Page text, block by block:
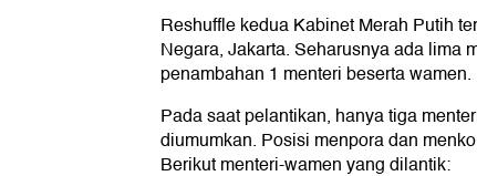
Reshuffle kedua Kabinet Merah Putih
Negara, Jakarta. Seharusnya ada lima
penambahan 1 menteri beserta wamen.
Pada saat pelantikan, hanya tiga
diumumkan. Posisi menpora dan
Berikut menteri-wamen yang dilantik: